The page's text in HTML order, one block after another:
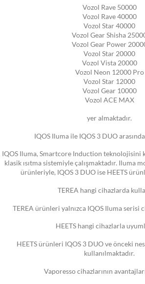
Vozol Rave 50000
Vozol Rave 40000
Vozol Star 40000
Vozol Gear Shisha
Vozol Gear Power
Vozol Star 20000
Vozol Vista 20000
Vozol Neon 12000 Pro
Vozol Star 12000
Vozol Gear 10000
Vozol ACE MAX
yer almaktadır.
IQOS Iluma ile IQOS 3 DUO
IQOS Iluma, Smartcore Induction teknolojisini
klasik ısıtma sistemiyle çalışmaktadır. Iluma
ürünleriyle, IQOS 3 DUO ise HEETS
TEREA hangi cihazlarda
TEREA ürünleri yalnızca IQOS Iluma serisi
HEETS hangi cihazlarla
HEETS ürünleri IQOS 3 DUO ve önceki
kullanılmaktadır.
Vaporesso cihazlarının